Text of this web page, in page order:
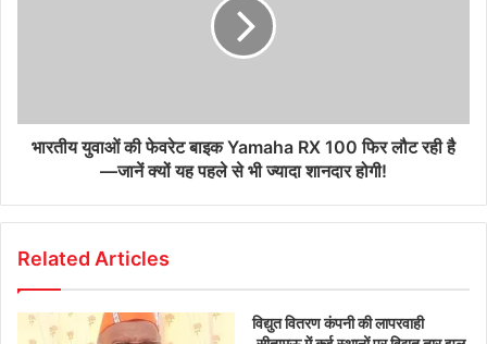
भारतीय युवाओं की फेवरेट बाइक Yamaha RX 100 फिर लौट रही है
—जानें क्यों यह पहले से भी ज्यादा शानदार होगी!
Related Articles
विद्युत वितरण कंपनी की लापरवाही